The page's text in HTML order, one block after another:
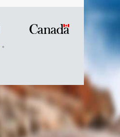
Symbole
du
Canada